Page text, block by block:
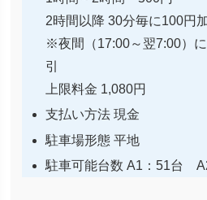
2時間以降 30分毎に100円
※夜間（17:00～翌7:00）
引
上限料金 1,080円
支払い方法 現金
駐車場形態 平地
駐車可能台数 A1：51台